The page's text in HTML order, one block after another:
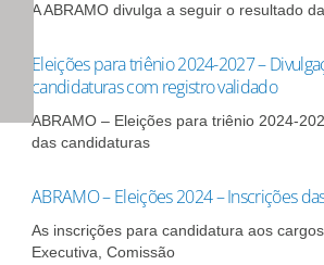
A ABRAMO divulga a seguir o resultado
Eleições para triênio 2024-2027 –
candidaturas com registro validado
ABRAMO – Eleições para triênio 2024-
das candidaturas
ABRAMO – Eleições 2024 – Inscrições
As inscrições para candidatura aos
Executiva, Comissão